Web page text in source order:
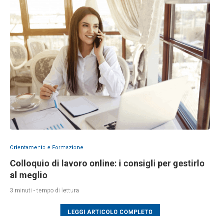
Orientamento e Formazione
Colloquio di lavoro online: i consigli per gestirlo
al meglio
3 minuti - tempo di lettura
LEGGI ARTICOLO COMPLETO